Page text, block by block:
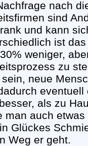
nach
sind
und kann
ist
weniger,
zu
neue
als zu
man auch
Glückes
Weg er geht.